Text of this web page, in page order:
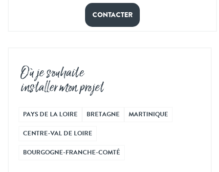
CONTACTER
Où je souhaite
installer mon projet
PAYS DE LA LOIRE BRETAGNE
MARTINIQUE
CENTRE-VAL DE LOIRE
BOURGOGNE-FRANCHE-COMTÉ